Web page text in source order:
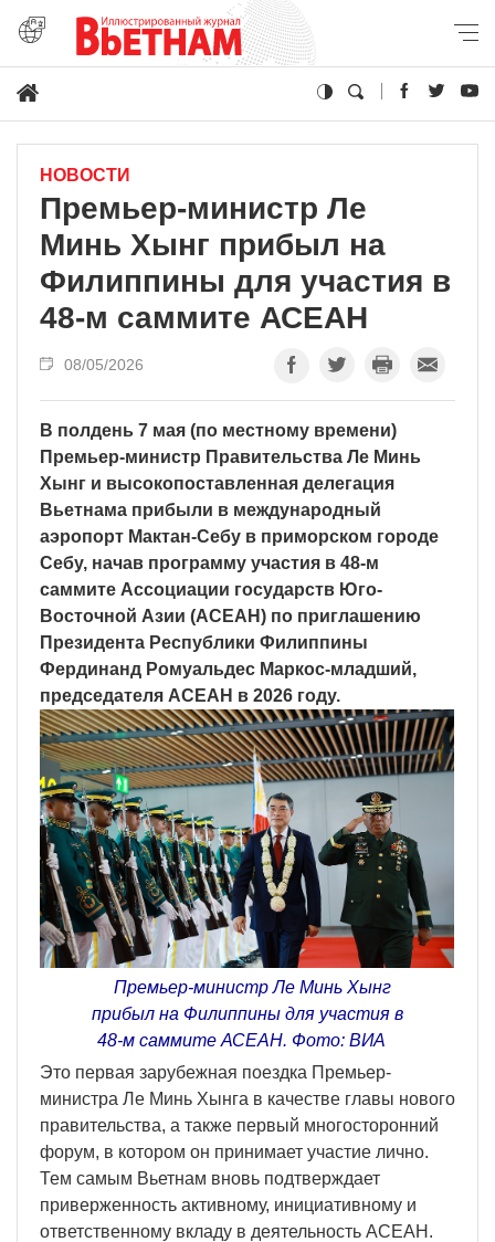
НОВОСТИ
Премьер-министр Ле
Минь Хынг прибыл на
Филиппины для участия в
48-м саммите АСЕАН
08/05/2026
В полдень 7 мая (по местному времени)
Премьер-министр Правительства Ле Минь
Хынг и высокопоставленная делегация
Вьетнама прибыли в международный
аэропорт Мактан-Себу в приморском городе
Себу, начав программу участия в 48-м
саммите Ассоциации государств Юго-
Восточной Азии (АСЕАН) по приглашению
Президента Республики Филиппины
Фердинанд Ромуальдес Маркос-младший,
председателя АСЕАН в 2026 году.
Премьер-министр Ле Минь Хынг
прибыл на Филиппины для участия в
48-м саммите АСЕАН. Фото: ВИА
Это первая зарубежная поездка Премьер-
министра Ле Минь Хынга в качестве главы нового
правительства, а также первый многосторонний
форум, в котором он принимает участие лично.
Тем самым Вьетнам вновь подтверждает
приверженность активному, инициативному и
ответственному вкладу в деятельность АСЕАН.